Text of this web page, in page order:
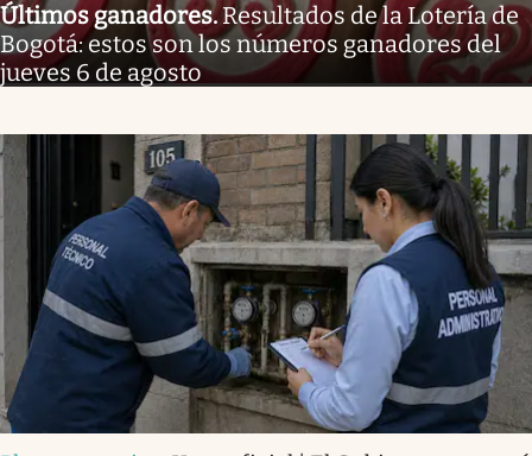
Últimos ganadores. Resultados de la Lotería de
Bogotá: estos son los números ganadores del
jueves 6 de agosto